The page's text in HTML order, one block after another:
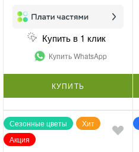
Купить в 1 клик
Купить WhatsApp
КУПИТЬ
Сезонные цветы
Хит
Акция